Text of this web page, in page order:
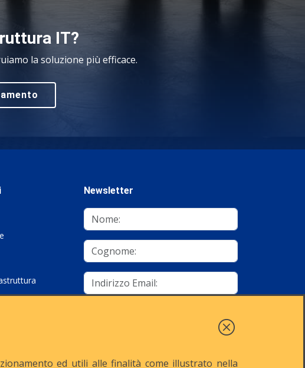
IT?
la soluzione più efficace.
Newsletter
ed utili alle finalità come illustrato nella